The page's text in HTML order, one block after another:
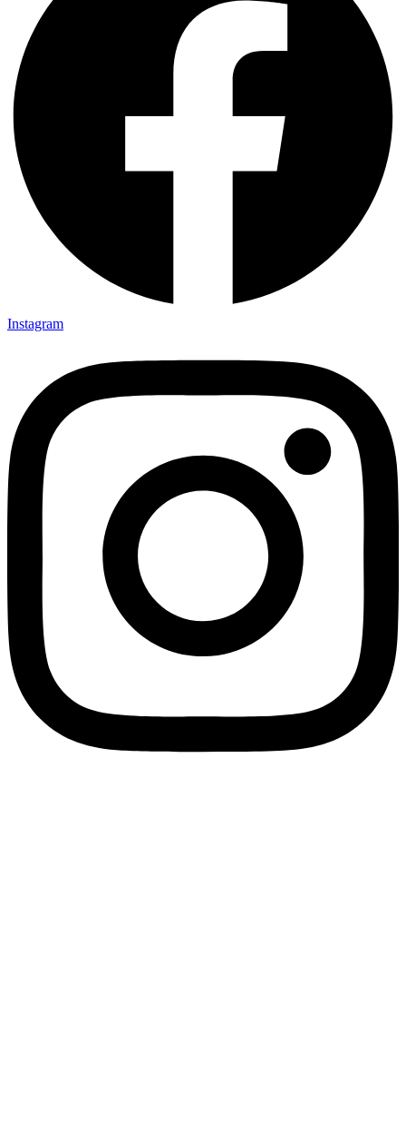
Instagram